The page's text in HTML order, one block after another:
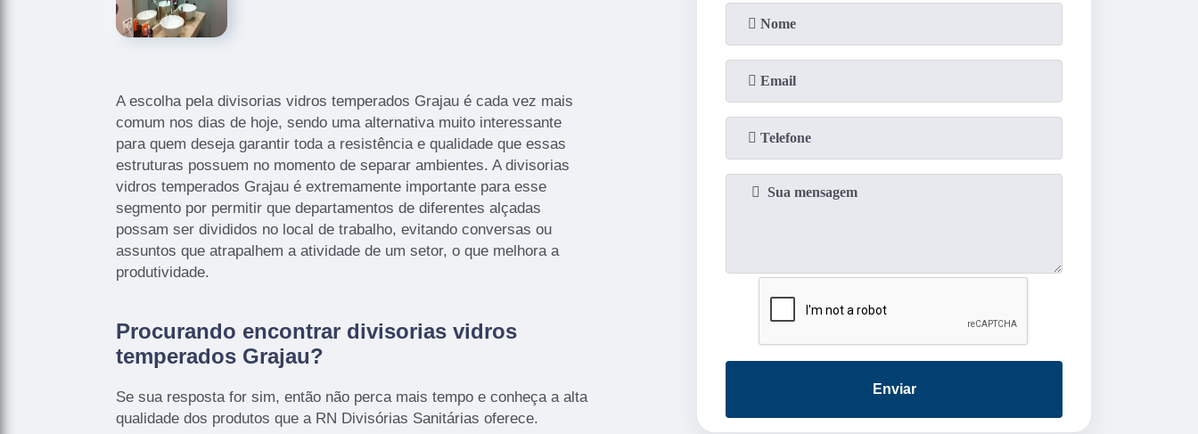
A escolha pela divisorias vidros temperados Grajau é cada vez mais
comum nos dias de hoje, sendo uma alternativa muito interessante
para quem deseja garantir toda a resistência e qualidade que essas
estruturas possuem no momento de separar ambientes. A divisorias
vidros temperados Grajau é extremamente importante para esse
segmento por permitir que departamentos de diferentes alçadas
possam ser divididos no local de trabalho, evitando conversas ou
assuntos que atrapalhem a atividade de um setor, o que melhora a
produtividade.
Procurando encontrar divisorias vidros
temperados Grajau?
Se sua resposta for sim, então não perca mais tempo e conheça a alta
qualidade dos produtos que a RN Divisórias Sanitárias oferece.
Enviar